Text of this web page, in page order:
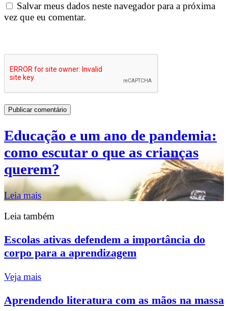
Salvar meus dados neste navegador para a próxima
vez que eu comentar.
Educação e um ano de pandemia:
como escutar o que as crianças
querem?
Leia mais
Leia também
Escolas ativas defendem a importância do
corpo para a aprendizagem
Veja mais
Aprendendo literatura com as mãos na massa